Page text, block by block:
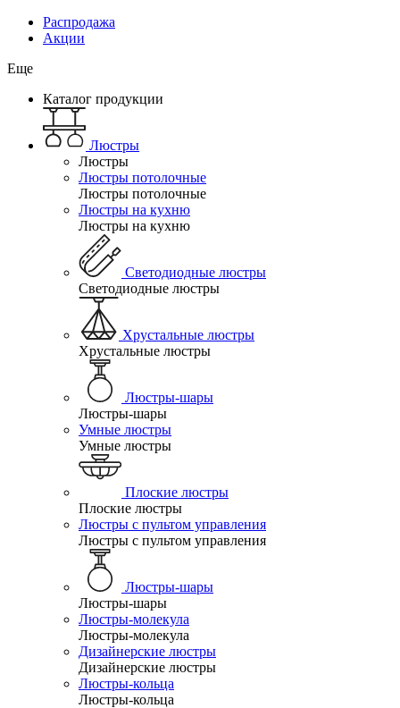
Распродажа
Акции
Еще
Каталог продукции
Люстры
Люстры
Люстры потолочные
Люстры потолочные
Люстры на кухню
Люстры на кухню
Светодиодные люстры
Светодиодные люстры
Хрустальные люстры
Хрустальные люстры
Люстры-шары
Люстры-шары
Умные люстры
Умные люстры
Плоские люстры
Плоские люстры
Люстры с пультом управления
Люстры с пультом управления
Люстры-шары
Люстры-шары
Люстры-молекула
Люстры-молекула
Дизайнерские люстры
Дизайнерские люстры
Люстры-кольца
Люстры-кольца